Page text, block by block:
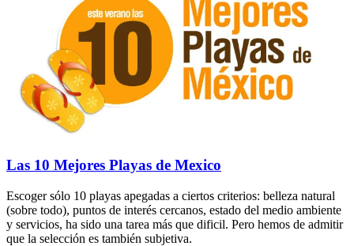
Las 10 Mejores Playas de Mexico
Escoger sólo 10 playas apegadas a ciertos criterios: belleza natural
(sobre todo), puntos de interés cercanos, estado del medio ambiente
y servicios, ha sido una tarea más que dificil. Pero hemos de admitir
que la selección es también subjetiva.